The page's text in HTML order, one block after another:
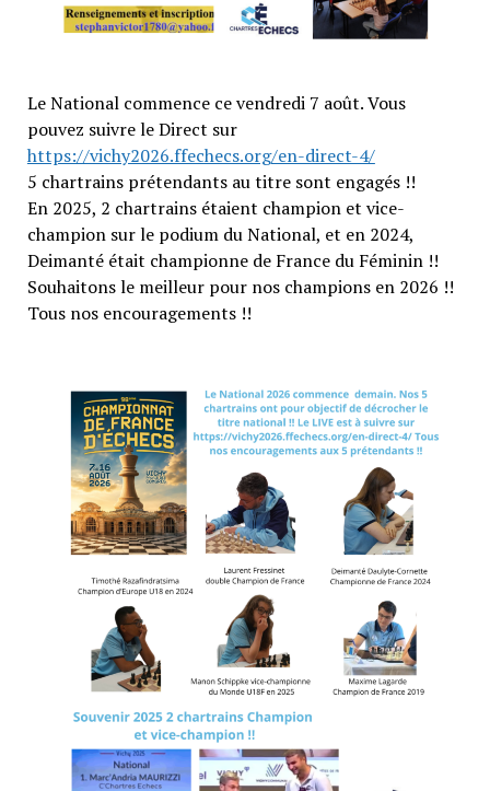
Le National commence ce vendredi 7 août. Vous
pouvez suivre le Direct sur
https://vichy2026.ffechecs.org/en-direct-4/
5 chartrains prétendants au titre sont engagés !!
En 2025, 2 chartrains étaient champion et vice-
champion sur le podium du National, et en 2024,
Deimanté était championne de France du Féminin !!
Souhaitons le meilleur pour nos champions en 2026 !!
Tous nos encouragements !!